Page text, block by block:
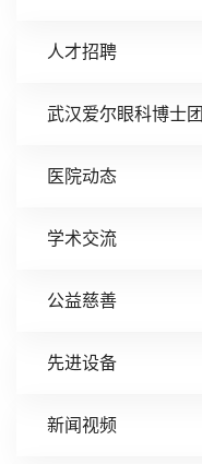
人才招聘
武汉爱尔眼科博士团
医院动态
学术交流
公益慈善
先进设备
新闻视频